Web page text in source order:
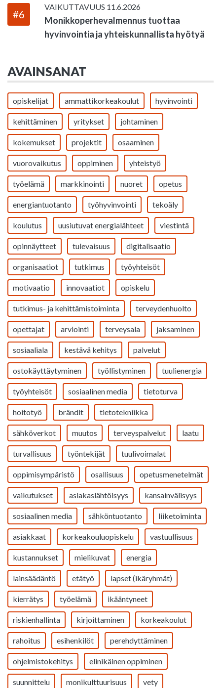
#6
VAIKUTTAVUUS 11.6.2026
Monikkoperhevalmennus tuottaa
hyvinvointia ja yhteiskunnallista hyötyä
AVAINSANAT
opiskelijat ammattikorkeakoulut hyvinvointi
kehittäminen yritykset johtaminen
kokemukset projektit osaaminen
vuorovaikutus oppiminen yhteistyö
työelämä markkinointi nuoret opetus
energiantuotanto työhyvinvointi tekoäly
koulutus uusiutuvat energialähteet viestintä
opinnäytteet tulevaisuus digitalisaatio
organisaatiot tutkimus työyhteisöt
motivaatio innovaatiot opiskelu
tutkimus- ja kehittämistoiminta terveydenhuolto
opettajat arviointi terveysala jaksaminen
sosiaaliala kestävä kehitys palvelut
ostokäyttäytyminen työllistyminen tuulienergia
työyhteisöt sosiaalinen media tietoturva
hoitotyö brändit tietotekniikka
sähköverkot muutos terveyspalvelut laatu
turvallisuus työntekijät tuulivoimalat
oppimisympäristö osallisuus opetusmenetelmät
vaikutukset asiakaslähtöisyys kansainvälisyys
sosiaalinen media sähköntuotanto liiketoiminta
asiakkaat korkeakouluopiskelu vastuullisuus
kustannukset mielikuvat energia
lainsäädäntö etätyö lapset (ikäryhmät)
kierrätys työelämä ikääntyneet
riskienhallinta kirjoittaminen korkeakoulut
rahoitus esihenkilöt perehdyttäminen
ohjelmistokehitys elinikäinen oppiminen
suunnittelu monikulttuurisuus vety